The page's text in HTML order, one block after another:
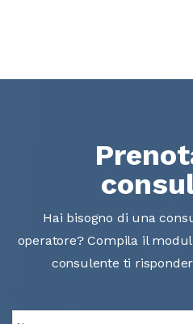
Hai bisogno di una
operatore? Compila il
consulente ti